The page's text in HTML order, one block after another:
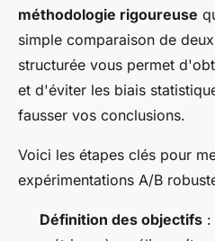
méthodologie rigoureuse
simple comparaison de
structurée vous permet
et d'éviter les biais
fausser vos conclusions.
Voici les étapes clés pour
expérimentations A/B
Définition des objectifs :